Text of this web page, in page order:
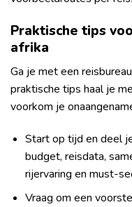
Praktische tips
afrika
Ga je met een
praktische tips haal je
voorkom je
Start op tijd en deel
budget, reisdata,
rijervaring en must-
Vraag om een